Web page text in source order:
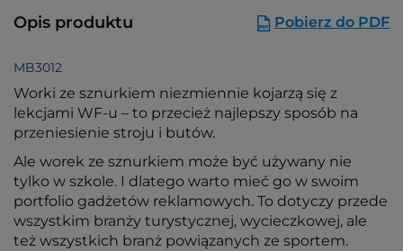
Opis produktu Pobierz do PDF
MB3012
Worki ze sznurkiem niezmiennie kojarzą się z
lekcjami WF-u – to przecież najlepszy sposób na
przeniesienie stroju i butów.
Ale worek ze sznurkiem może być używany nie
tylko w szkole. I dlatego warto mieć go w swoim
portfolio gadżetów reklamowych. To dotyczy przede
wszystkim branży turystycznej, wycieczkowej, ale
też wszystkich branż powiązanych ze sportem.